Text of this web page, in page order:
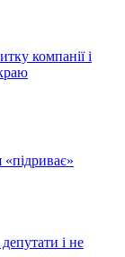
компанії і
і не